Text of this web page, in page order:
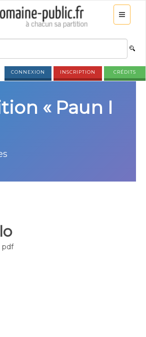
CONNEXION INSCRIPTION CRÉDITS
« Paun I
pdf